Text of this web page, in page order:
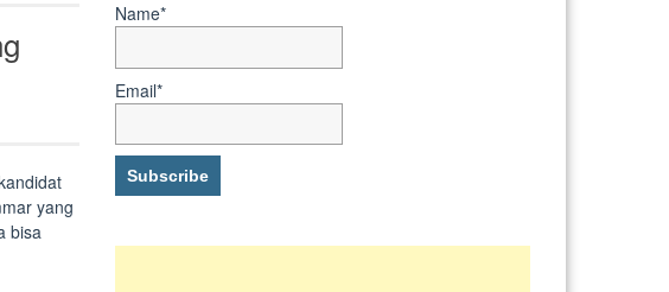
yang
bisa
Name*
Email*